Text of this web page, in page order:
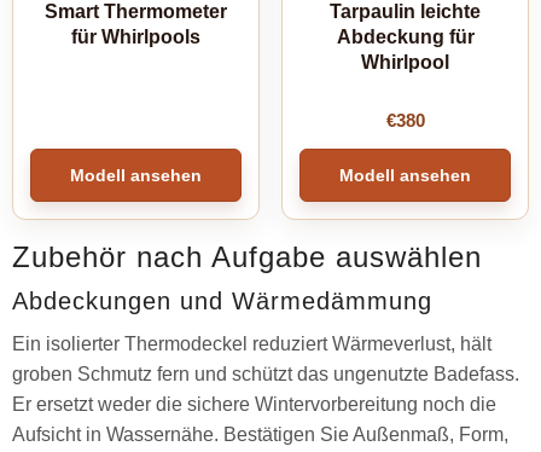
Smart Thermometer
für Whirlpools
Modell ansehen
Tarpaulin leichte
Abdeckung für
Whirlpool
€380
Modell ansehen
Zubehör nach Aufgabe auswählen
Abdeckungen und Wärmedämmung
Ein isolierter Thermodeckel reduziert Wärmeverlust, hält
groben Schmutz fern und schützt das ungenutzte Badefass.
Er ersetzt weder die sichere Wintervorbereitung noch die
Aufsicht in Wassernähe. Bestätigen Sie Außenmaß, Form,